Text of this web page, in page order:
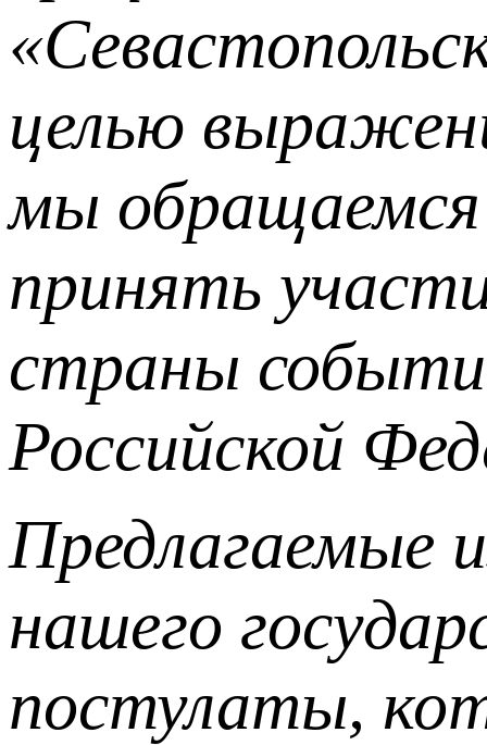
целью
мы
принять
страны
Российской
Предлагаемые
нашего
постулаты,